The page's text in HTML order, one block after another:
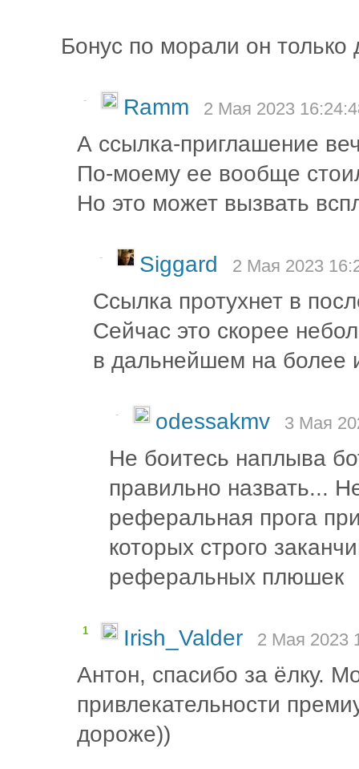
Бонус по морали он только
- Ramm 2 Мая 2023
А ссылка-приглашение
По-моему ее вообще
Но это может вызвать
- Siggard 2 Мая 2023
Ссылка протухнет в
Сейчас это скорее
в дальнейшем на более
- odessakmv 3 Мая
Не боитесь наплыва
правильно назвать...
реферальная прога
которых строго
реферальных плюшек
1 Irish_Valder 2 Мая 2023
Антон, спасибо за ёлку.
привлекательности
дороже))